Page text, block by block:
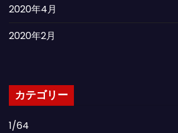
2020年4月
2020年2月
カテゴリー
1/64